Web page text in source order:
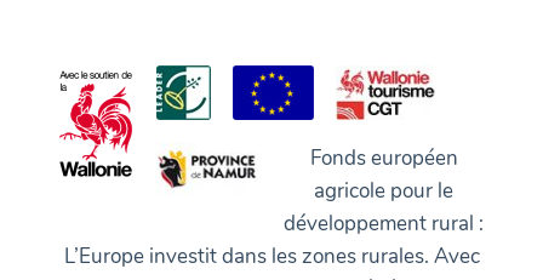
Fonds européen
agricole pour le
développement rural :
L’Europe investit dans les zones rurales. Avec